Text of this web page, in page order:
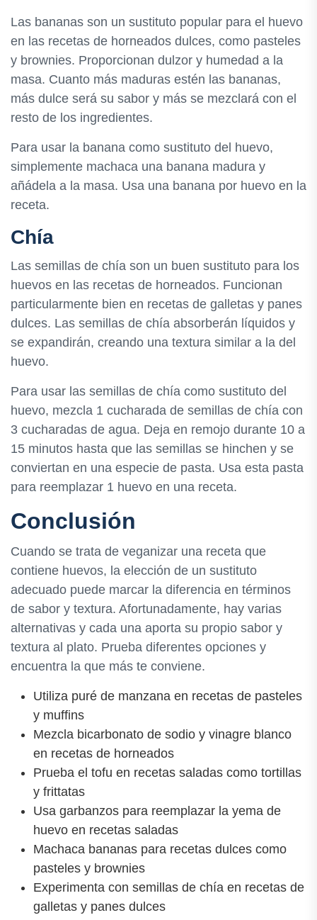
Las bananas son un sustituto popular para el huevo
en las recetas de horneados dulces, como pasteles
y brownies. Proporcionan dulzor y humedad a la
masa. Cuanto más maduras estén las bananas,
más dulce será su sabor y más se mezclará con el
resto de los ingredientes.
Para usar la banana como sustituto del huevo,
simplemente machaca una banana madura y
añádela a la masa. Usa una banana por huevo en la
receta.
Chía
Las semillas de chía son un buen sustituto para los
huevos en las recetas de horneados. Funcionan
particularmente bien en recetas de galletas y panes
dulces. Las semillas de chía absorberán líquidos y
se expandirán, creando una textura similar a la del
huevo.
Para usar las semillas de chía como sustituto del
huevo, mezcla 1 cucharada de semillas de chía con
3 cucharadas de agua. Deja en remojo durante 10 a
15 minutos hasta que las semillas se hinchen y se
conviertan en una especie de pasta. Usa esta pasta
para reemplazar 1 huevo en una receta.
Conclusión
Cuando se trata de veganizar una receta que
contiene huevos, la elección de un sustituto
adecuado puede marcar la diferencia en términos
de sabor y textura. Afortunadamente, hay varias
alternativas y cada una aporta su propio sabor y
textura al plato. Prueba diferentes opciones y
encuentra la que más te conviene.
Utiliza puré de manzana en recetas de pasteles
y muffins
Mezcla bicarbonato de sodio y vinagre blanco
en recetas de horneados
Prueba el tofu en recetas saladas como tortillas
y frittatas
Usa garbanzos para reemplazar la yema de
huevo en recetas saladas
Machaca bananas para recetas dulces como
pasteles y brownies
Experimenta con semillas de chía en recetas de
galletas y panes dulces